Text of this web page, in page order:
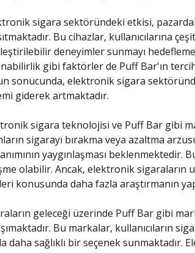
sigara sektöründeki etkisi,
Bu cihazlar, kullanıcılarına
deneyimler sunmayı
gibi faktörler de Puff Bar'ın
sonucunda, elektronik sigara
giderek artmaktadır.
sigara teknolojisi ve Puff Bar gibi
sigarayı bırakma veya azaltma
yaygınlaşması beklenmektedir.
olabilir. Ancak, elektronik sigaraların
konusunda daha fazla araştırmanın
geleceği üzerinde Puff Bar gibi
Bu markalar, kullanıcıların
daha sağlıklı bir seçenek sunmaktadır.